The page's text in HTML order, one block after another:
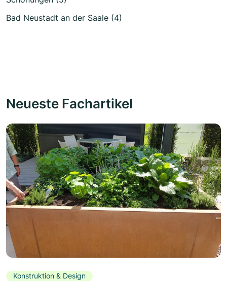
Bad Neustadt an der Saale (4)
Neueste Fachartikel
Konstruktion & Design